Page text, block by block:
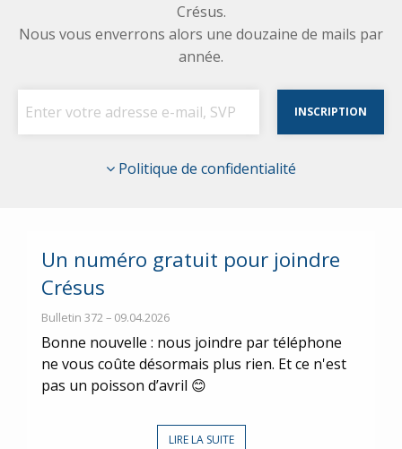
Crésus.
Nous vous enverrons alors une douzaine de mails par
année.
Politique de confidentialité
Un numéro gratuit pour joindre
Crésus
Bulletin 372 – 09.04.2026
Bonne nouvelle : nous joindre par téléphone
ne vous coûte désormais plus rien. Et ce n'est
pas un poisson d’avril 😊
LIRE LA SUITE